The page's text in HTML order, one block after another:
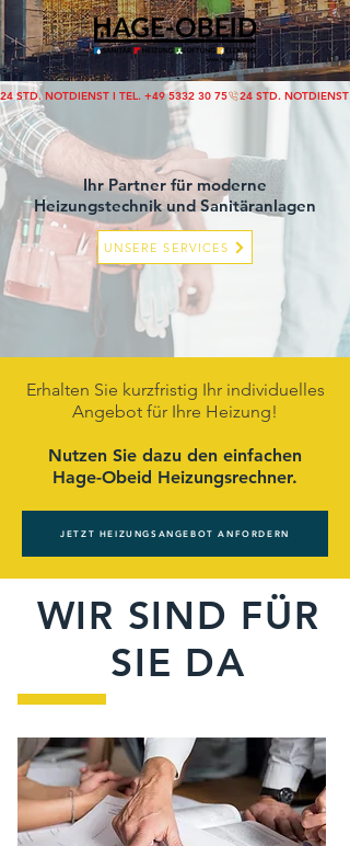
24 STD. NOTDIENST I TEL. +49 5332 30 75
Ihr Partner für moderne
Heizungstechnik und Sanitäranlagen
UNSERE SERVICES
Erhalten Sie kurzfristig Ihr individuelles
Angebot für Ihre Heizung!
Nutzen Sie dazu den einfachen
Hage-Obeid Heizungsrechner.
JETZT HEIZUNGSANGEBOT ANFORDERN
WIR SIND FÜR
SIE DA